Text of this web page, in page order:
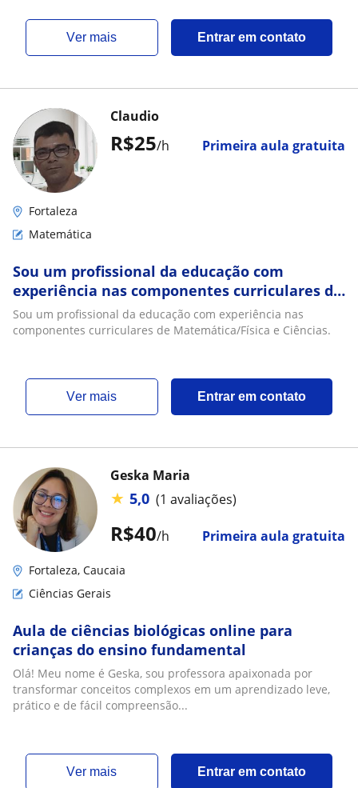
ver mais Entrar em contato
R$25/h Primeira aula gratuita
Claudio
Fortaleza
Matemática
Sou um profissional da educação com
experiência nas componentes curriculares de
Matemática/Física e Ciências
Sou um profissional da educação com experiência nas
componentes curriculares de Matemática/Física e Ciências.
ver mais Entrar em contato
R$40/h Primeira aula gratuita
Geska Maria
★ 5,0 (1 avaliações)
Fortaleza, Caucaia
Ciências Gerais
Aula de ciências biológicas online para
crianças do ensino fundamental
Olá! Meu nome é Geska, sou professora apaixonada por
transformar conceitos complexos em um aprendizado leve,
prático e de fácil compreensão...
ver mais Entrar em contato